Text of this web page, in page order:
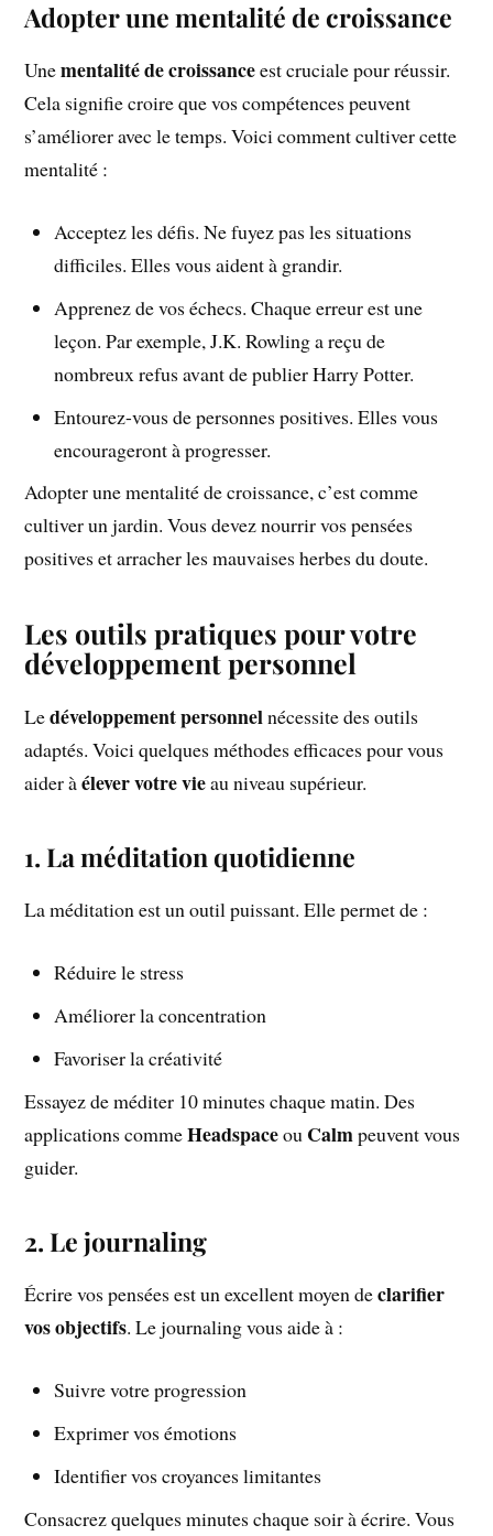
Adopter une mentalité de croissance
Unementalité de croissanceest cruciale pour réussir.
Cela signifie croire que vos compétences peuvent
s’améliorer avec le temps. Voici comment cultiver cette
mentalité :
Acceptez les défis. Ne fuyez pas les situations
difficiles. Elles vous aident à grandir.
Apprenez de vos échecs. Chaque erreur est une
leçon. Par exemple, J.K. Rowling a reçu de
nombreux refus avant de publier Harry Potter.
Entourez-vous de personnes positives. Elles vous
encourageront à progresser.
Adopter une mentalité de croissance, c’est comme
cultiver un jardin. Vous devez nourrir vos pensées
positives et arracher les mauvaises herbes du doute.
Les outils pratiques pour votre
développement personnel
Ledéveloppement personnelnécessite des outils
adaptés. Voici quelques méthodes efficaces pour vous
aider àélever votre vieau niveau supérieur.
1. La méditation quotidienne
La méditation est un outil puissant. Elle permet de :
Réduire le stress
Améliorer la concentration
Favoriser la créativité
Essayez de méditer 10 minutes chaque matin. Des
applications commeHeadspaceou Calmpeuvent vous
guider.
2. Le journaling
Écrire vos pensées est un excellent moyen declarifier
vos objectifs. Le journaling vous aide à :
Suivre votre progression
Exprimer vos émotions
Identifier vos croyances limitantes
Consacrez quelques minutes chaque soir à écrire. Vous